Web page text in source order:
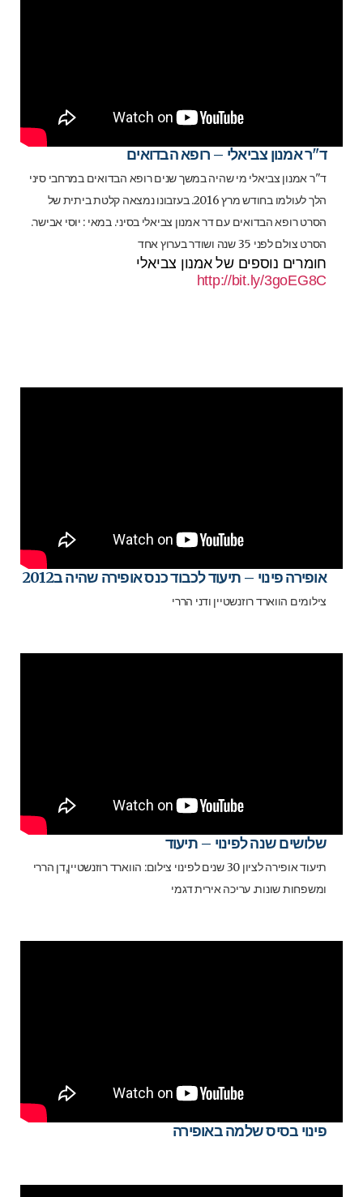
ד"ר אמנון צביאלי – רופא הבדואים
ד"ר אמנון צביאלי מי שהיה במשך שנים רופא הבדואים במרחבי סיני
הלך לעולמו בחודש מרץ 2016. בעזבונו נמצאה קלטת ביתית של
הסרט רופא הבדואים עם דר אמנון צביאלי בסיני. במאי : יוסי אבישר.
הסרט צולם לפני 35 שנה ושודר בערוץ אחד
חומרים נוספים של אמנון צביאלי
http://bit.ly/3goEG8C
אופירה פינוי – תיעוד לכבוד כנס אופירה שהיה ב2012
צילומים הווארד רוזנשטיין ודני הררי
שלושים שנה לפינוי – תיעוד
תיעוד אופירה לציון 30 שנים לפינוי צילום: הווארד רוזנשטיין,דן הררי
ומשפחות שונות. עריכה אירית דגמי
פינוי בסיס שלמה באופירה